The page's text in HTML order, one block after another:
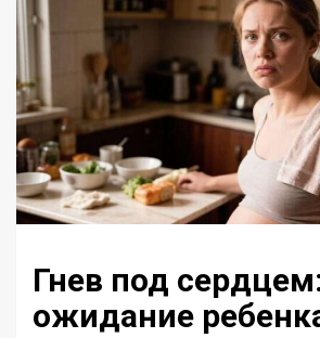
Гнев под
ожидание